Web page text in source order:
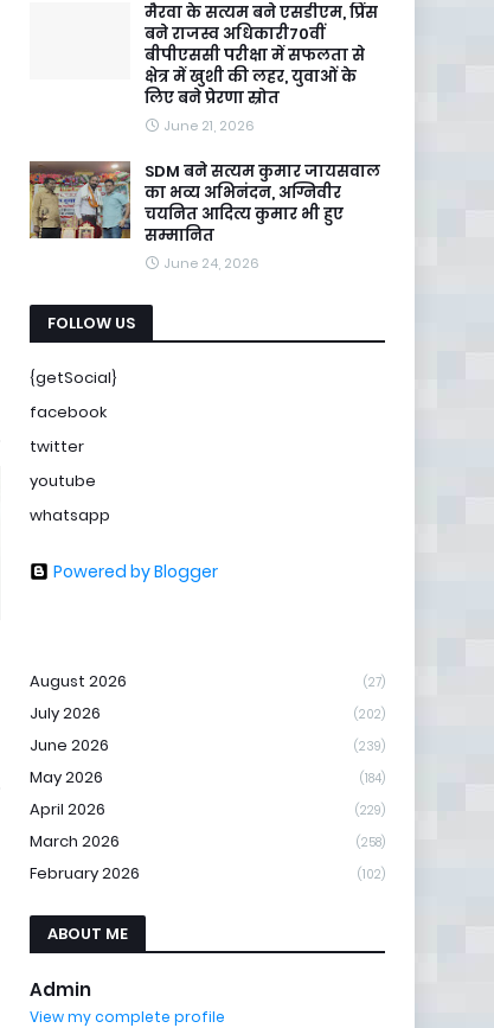
मैरवा के सत्यम बने एसडीएम, प्रिंस
बने राजस्व अधिकारी70वीं
बीपीएससी परीक्षा में सफलता से
क्षेत्र में खुशी की लहर, युवाओं के
लिए बने प्रेरणा स्रोत
June 21, 2026
SDM बने सत्यम कुमार जायसवाल
का भव्य अभिनंदन, अग्निवीर
चयनित आदित्य कुमार भी हुए
सम्मानित
June 24, 2026
FOLLOW US
{getSocial}
facebook
twitter
youtube
whatsapp
Powered by Blogger
August 2026 (27)
July 2026 (202)
June 2026 (239)
May 2026 (184)
April 2026 (229)
March 2026 (258)
February 2026 (102)
ABOUT ME
Admin
View my complete profile